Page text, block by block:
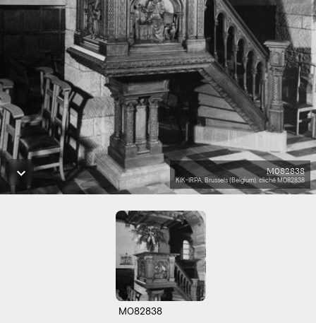
M082838
KIK-IRPA, Brussels (Belgium), cliché M082838
M082838